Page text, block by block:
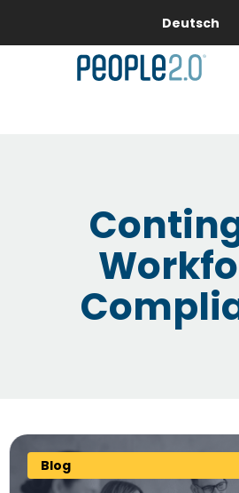
Deutsch
Blog